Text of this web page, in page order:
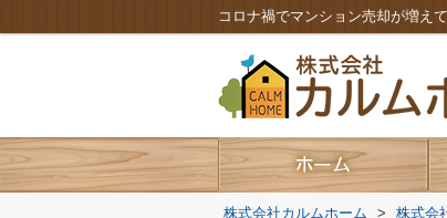
コロナ禍でマンション売却が増え
株式会社カルムホーム > 株式会